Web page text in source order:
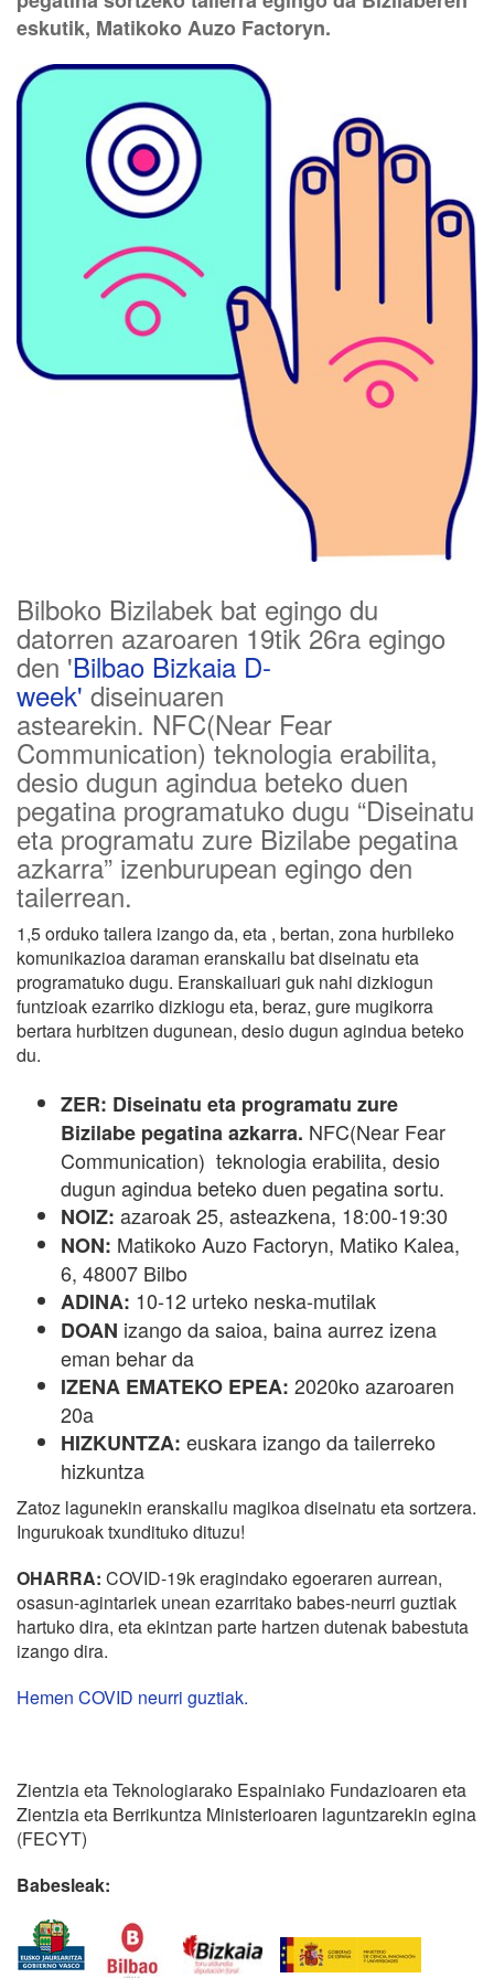
eskutik, Matikoko Auzo Factoryn.
Bilboko Bizilabek bat egingo du
datorren azaroaren 19tik 26ra egingo
den 'Bilbao Bizkaia D-
week' diseinuaren
astearekin. NFC(Near Fear
Communication) teknologia erabilita,
desio dugun agindua beteko duen
pegatina programatuko dugu “Diseinatu
eta programatu zure Bizilabe pegatina
azkarra” izenburupean egingo den
tailerrean.
1,5 orduko tailera izango da, eta , bertan, zona hurbileko
komunikazioa daraman eranskailu bat diseinatu eta
programatuko dugu. Eranskailuari guk nahi dizkiogun
funtzioak ezarriko dizkiogu eta, beraz, gure mugikorra
bertara hurbitzen dugunean, desio dugun agindua beteko
du.
ZER: Diseinatu eta programatu zure
Bizilabe pegatina azkarra. NFC(Near Fear
Communication) teknologia erabilita, desio
dugun agindua beteko duen pegatina sortu.
NOIZ: azaroak 25, asteazkena, 18:00-19:30
NON: Matikoko Auzo Factoryn, Matiko Kalea,
6, 48007 Bilbo
ADINA: 10-12 urteko neska-mutilak
DOAN izango da saioa, baina aurrez izena
eman behar da
IZENA EMATEKO EPEA: 2020ko azaroaren
20a
HIZKUNTZA: euskara izango da tailerreko
hizkuntza
Zatoz lagunekin eranskailu magikoa diseinatu eta sortzera.
Ingurukoak txundituko dituzu!
OHARRA: COVID-19k eragindako egoeraren aurrean,
osasun-agintariek unean ezarritako babes-neurri guztiak
hartuko dira, eta ekintzan parte hartzen dutenak babestuta
izango dira.
Hemen COVID neurri guztiak.
Zientzia eta Teknologiarako Espainiako Fundazioaren eta
Zientzia eta Berrikuntza Ministerioaren laguntzarekin egina
(FECYT)
Babesleak: